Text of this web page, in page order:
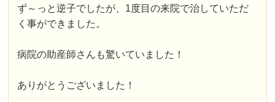
ず～っと逆子でしたが、1度目の来院で治していただ
く事ができました。
病院の助産師さんも驚いていました！
ありがとうございました！